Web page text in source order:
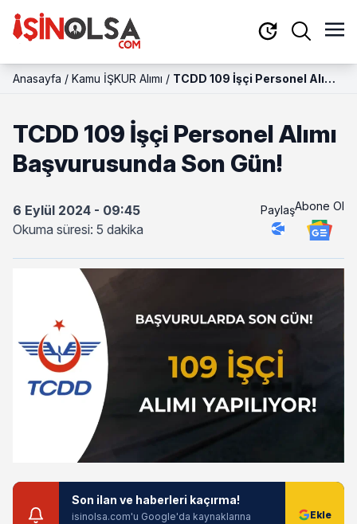
Anasayfa / Kamu İŞKUR Alımı / TCDD 109 İşçi Personel Alımı
TCDD 109 İşçi Personel Alımı
Başvurusunda Son Gün!
6 Eylül 2024 - 09:45
Okuma süresi: 5 dakika
PaylaşAbone Ol
Son ilan ve haberleri kaçırma!
isinolsa.com'u Google'da kaynaklarına